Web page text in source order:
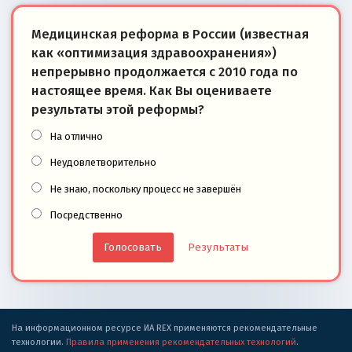
Медицинская реформа в России (известная
как «оптимизация здравоохранения»)
непрерывно продолжается с 2010 года по
настоящее время. Как Вы оцениваете
результаты этой реформы?
На отлично
Неудовлетворительно
Не знаю, поскольку процесс не завершён
Посредственно
Результаты
На информационном ресурсе ИА REX применяются рекомендательные
технологии. Правила применения рекомендательных технологий.